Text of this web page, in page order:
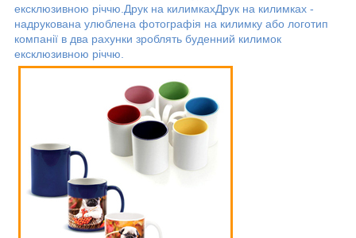
ексклюзивною річчю. Друк на килимкахДрук на килимках -
надрукована улюблена фотографія на килимку або логотип
компанії в два рахунки зроблять буденний килимок
ексклюзивною річчю.